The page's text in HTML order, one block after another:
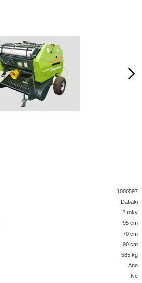
1000597
Dabaki
2 roky
95 cm
70 cm
90 cm
585 kg
Ano
Ne